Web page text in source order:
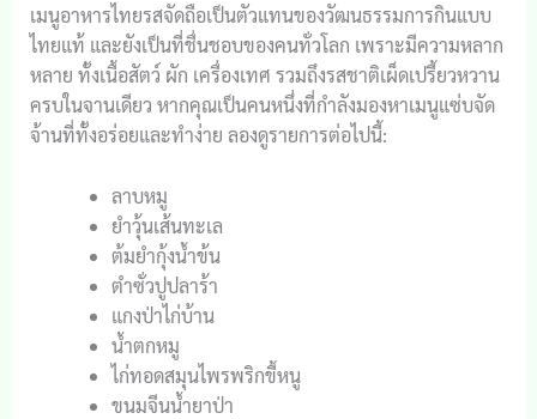
เมนูอาหารไทยรสจัดถือเป็นตัวแทนของวัฒนธรรมการกินแบบ
ไทยแท้ และยังเป็นที่ชื่นชอบของคนทั่วโลก เพราะมีความหลาก
หลาย ทั้งเนื้อสัตว์ ผัก เครื่องเทศ รวมถึงรสชาติเผ็ดเปรี้ยวหวาน
ครบในจานเดียว หากคุณเป็นคนหนึ่งที่กำลังมองหาเมนูแซ่บจัด
จ้านที่ทั้งอร่อยและทำง่าย ลองดูรายการต่อไปนี้:
ลาบหมู
ยำวุ้นเส้นทะเล
ต้มยำกุ้งน้ำข้น
ตำซั่วปูปลาร้า
แกงป่าไก่บ้าน
น้ำตกหมู
ไก่ทอดสมุนไพรพริกขี้หนู
ขนมจีนน้ำยาป่า